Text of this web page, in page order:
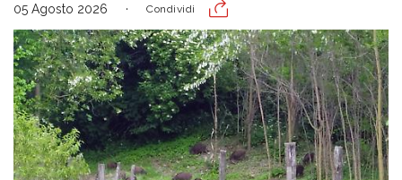
05 Agosto 2026 Condividi